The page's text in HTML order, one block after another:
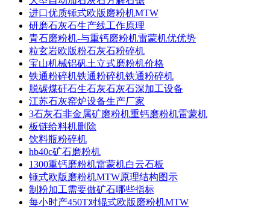
进口优质锤式欧版磨粉机MTW
研磨石灰石生产线工作原理
青石磨粉机-与重钙磨粉机雷蒙机优优势
粒玄岩欧版粉石灰石粉碎机
宝山机械铝矾土立式磨粉机价格
铁通粉碎机铁通粉碎机铁通粉碎机
脱碳煤矸石生石灰石灰石深加工设备
江苏石灰窑炉设备生产厂家
3石灰石非金属矿磨粉机重钙磨粉机雷蒙机
板链给料机删除
饮料瓶粉碎机
hb40c矿石磨粉机
1300重钙磨粉机雷蒙机白云石板
锤式欧版磨粉机MTW原理结构图示
制粉加工需要做矿石哪些指标
每小时产450T对辊式欧版磨粉机MTW